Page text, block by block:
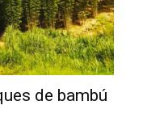
de bambú